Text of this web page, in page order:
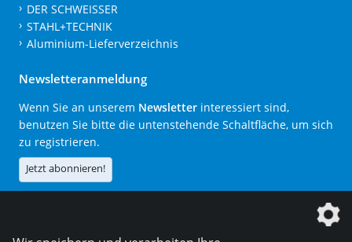
DER SCHWEISSER
STAHL+TECHNIK
Aluminium-Lieferverzeichnis
Newsletteranmeldung
Wenn Sie an unserem Newsletter interessiert sind,
benutzen Sie bitte die untenstehende Schaltfläche, um sich
zu registrieren.
Jetzt abonnieren!
Die DVS Media GmbH ist ein Unternehmen der